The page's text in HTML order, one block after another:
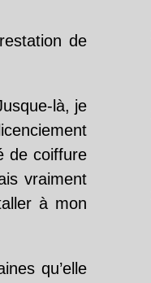
de
là, je
de coiffure
vraiment
à mon
qu’elle